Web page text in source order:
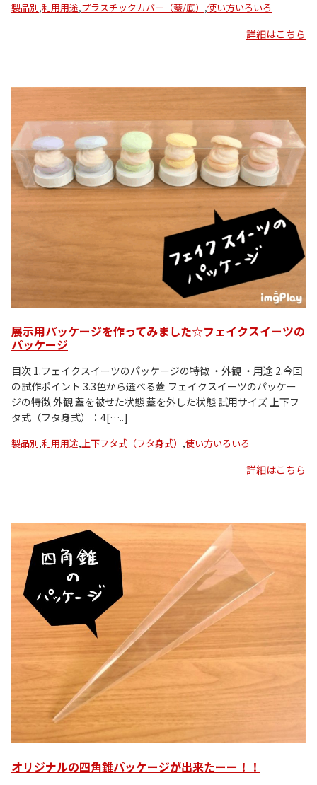
製品別,利用用途,プラスチックカバー（蓋/底） ,使い方いろいろ
詳細はこちら
展示用パッケージを作ってみました☆フェイクスイーツの
パッケージ
目次 1.フェイクスイーツのパッケージの特徴 ・外観 ・用途 2.今回
の試作ポイント 3.3色から選べる蓋 フェイクスイーツのパッケー
ジの特徴 外観 蓋を被せた状態 蓋を外した状態 試用サイズ 上下フ
タ式（フタ身式）：4[…..]
製品別,利用用途,上下フタ式（フタ身式） ,使い方いろいろ
詳細はこちら
オリジナルの四角錐パッケージが出来たーー！！